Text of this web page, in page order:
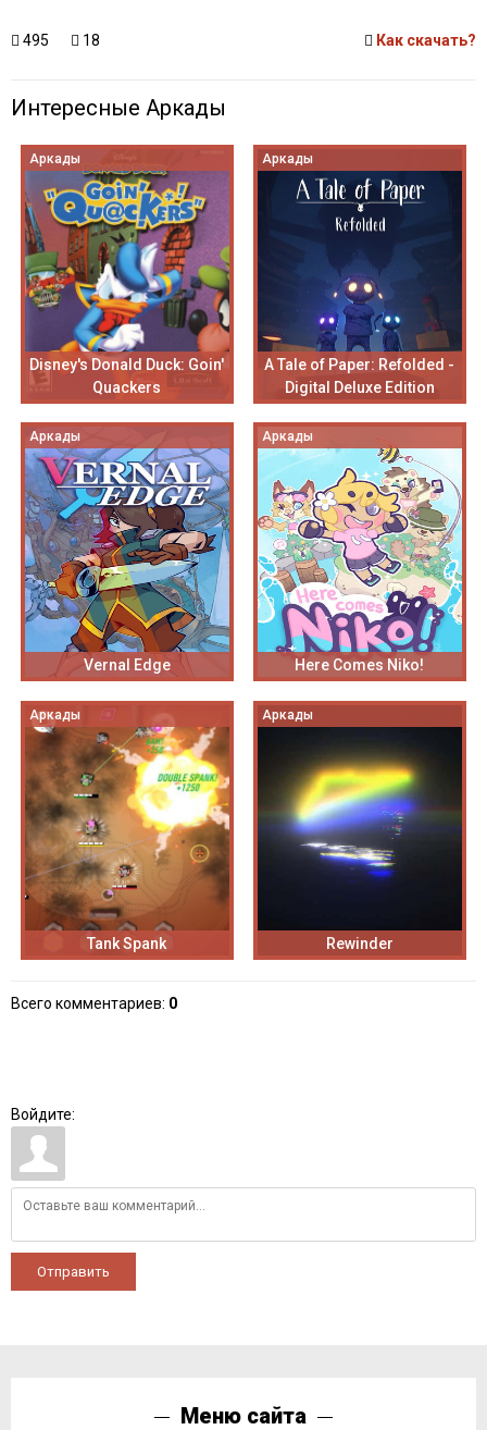
495 18 Как скачать?
Интересные Аркады
Аркады
Disney's Donald Duck: Goin'
Quackers
Аркады
A Tale of Paper: Refolded -
Digital Deluxe Edition
Аркады
Vernal Edge
Аркады
Here Comes Niko!
Аркады
Tank Spank
Аркады
Rewinder
Всего комментариев: 0
Войдите:
Отправить
Меню сайта